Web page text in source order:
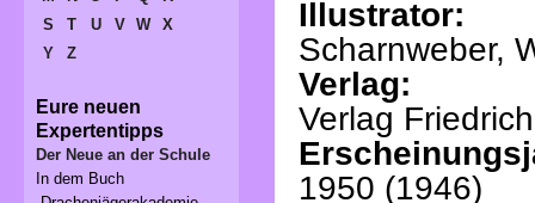
Illustrator:
Scharnweber,
Verlag:
Verlag
1950 (1946)
S
T U V W
X
Y
Z
Eure neuen
Expertentipps
Der Neue an der Schule
In dem Buch